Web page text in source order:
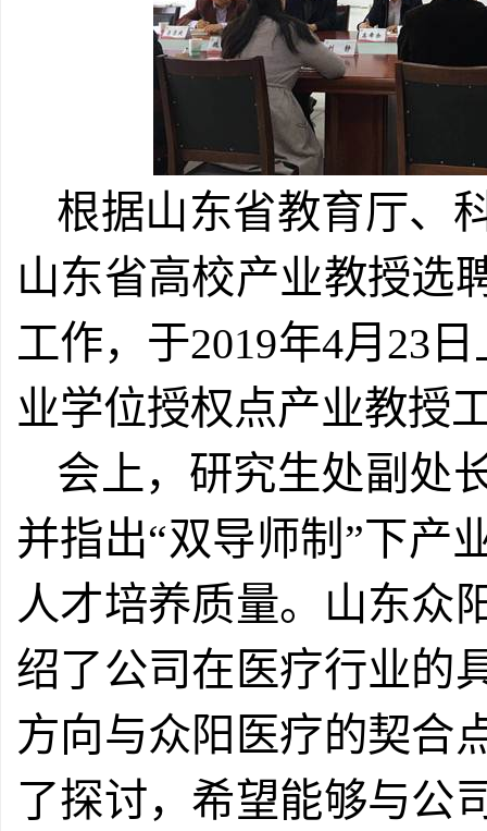
根据山东省教育厅、
山东省高校产业教授选
工作，于2019年4月23
业学位授权点产业教授
会上，研究生处副处
并指出“双导师制”下产
人才培养质量。山东众
绍了公司在医疗行业的
方向与众阳医疗的契合
了探讨，希望能够与公